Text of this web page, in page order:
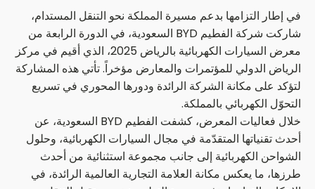
في إطار التزامها بدعم مسيرة المملكة نحو التنقل المستدام،
شاركت شركة الفطيم BYD السعودية، في الدورة الرابعة من
معرض السيارات الكهربائية بالرياض 2025، الذي أقيم في مركز
الرياض الدولي للمؤتمرات والمعارض مؤخراً. تأتي هذه المشاركة
لتؤكد على مكانة الشركة الرائدة ودورها المحوري في تسريع
التحوّل الكهربائي بالمملكة.
خلال فعاليات المعرض، كشفت الفطيم BYD السعودية، عن
أحدث تقنياتها المتقدّمة في مجال السيارات الكهربائية، وحلول
الشواحن الكهربائية إلى جانب مجموعة استثنائية من أحدث
طرزها، ما يعكس مكانة العلامة التجارية العالمية الرائدة، في